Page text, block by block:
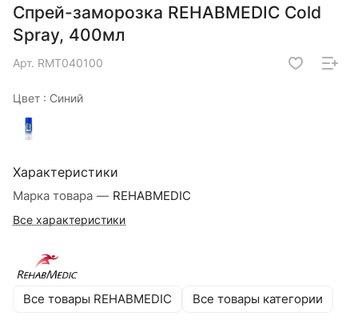
Спрей-заморозка REHABMEDIC Cold
Spray, 400мл
Арт. RMT040100
Цвет : Синий
Характеристики
Марка товара — REHABMEDIC
Все характеристики
Все товары REHABMEDIC Все товары категории